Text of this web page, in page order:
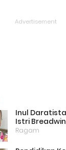
Inul
Istri
Bikin Suami
Dukung
Ragam